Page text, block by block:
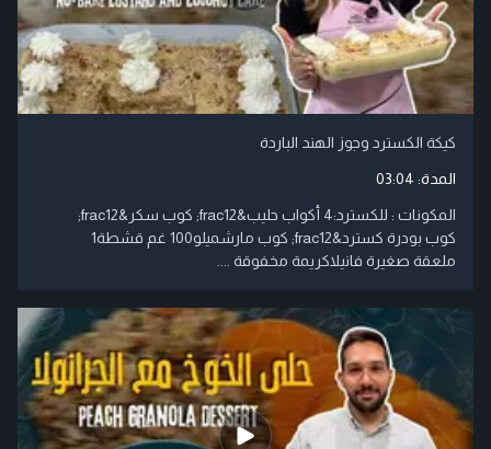
كيكة الكسترد وجوز الهند الباردة
المدة: 03:04
المكونات : للكسترد:4 أكواب حليب&frac12; كوب سكر&frac12;
كوب بودرة كسترد&frac12; كوب مارشميلو100 غم قشطة1
ملعقة صغيرة فانيلاكريمة مخفوقة ....